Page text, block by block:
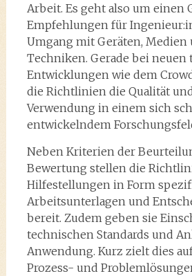
Arbeit. Es geht also um einen
Empfehlungen für
Umgang mit Geräten, Medien
Techniken. Gerade bei
Entwicklungen wie dem
die Richtlinien die Qualität
Verwendung in einem sich
entwickelndem
Neben Kriterien der
Bewertung stellen die
Hilfestellungen in Form
Arbeitsunterlagen und
bereit. Zudem geben sie
technischen Standards und
Anwendung. Kurz zielt dies
Prozess- und